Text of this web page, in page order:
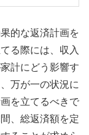
的な返済計画を
る際には、収入
計にどう影響す
万が一の状況に
を立てるべきで
、総返済額を定